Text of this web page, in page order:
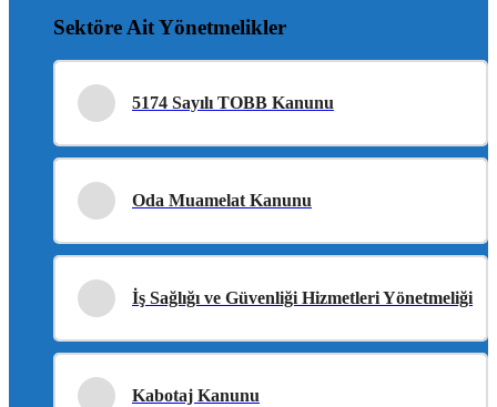
Sektöre Ait Yönetmelikler
5174 Sayılı TOBB Kanunu
Oda Muamelat Kanunu
İş Sağlığı ve Güvenliği Hizmetleri Yönetmeliği
Kabotaj Kanunu